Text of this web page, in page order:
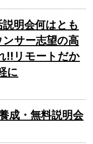
明会何はとも
サー志望の高
!!リモートだか
に
成・無料説明会